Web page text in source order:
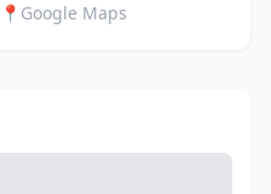
📍 Google Maps